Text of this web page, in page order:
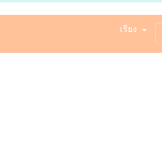
เรียง